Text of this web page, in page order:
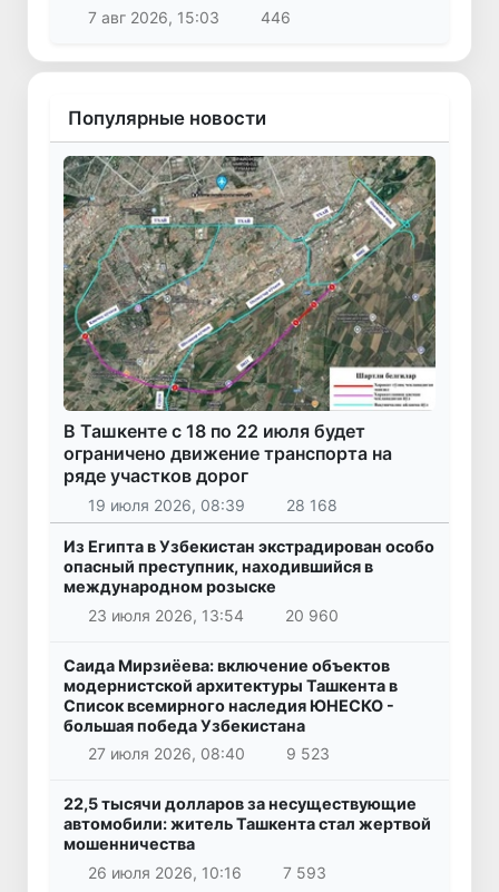
7 авг 2026, 15:03
446
Популярные новости
В Ташкенте с 18 по 22 июля будет
ограничено движение транспорта на
ряде участков дорог
19 июля 2026, 08:39 28 168
Из Египта в Узбекистан экстрадирован особо
опасный преступник, находившийся в
международном розыске
23 июля 2026, 13:54
20 960
Саида Мирзиёева: включение объектов
модернистской архитектуры Ташкента в
Список всемирного наследия ЮНЕСКО -
большая победа Узбекистана
27 июля 2026, 08:40
9 523
22,5 тысячи долларов за несуществующие
автомобили: житель Ташкента стал жертвой
мошенничества
26 июля 2026, 10:16
7 593